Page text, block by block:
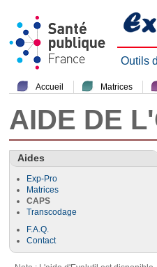
Outils
Accueil Matrices
AIDE DE
Aides
Exp-Pro
Matrices
CAPS
Transcodage
F.A.Q.
Contact